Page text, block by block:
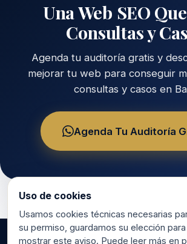
Una Web SEO
Consultas y
Agenda tu auditoría gratis y
mejorar tu web para conseguir
consultas y casos en
Agenda Tu Auditoría
Uso de cookies
Usamos cookies técnicas necesarias
su permiso, guardamos su elección
mostrar este aviso. Puede leer más en